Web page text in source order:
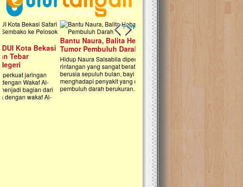
Previous slide
Next slide
Bantu Naura, Balita Hebat Sembuh Dari
Tumor Pembuluh Darah
Hidup Naura Salsabila dipenuhi dengan
rintangan yang sangat berat. Meskipun baru
berusia sepuluh bulan, bayi yang imut ini harus
menghadapi penyakit yang dahsyat, yaitu tumor
pembuluh darah berukuran...
Lima Tahun Mangkrak, Masjid
Pelosok ini Mengenaskan. Ayo
Nasib masjid di Kampung Cilumbu ini
mengenaskan. Lima tahun mangkrak,
tak berbentuk masjid, dipenuhi rumput
berlumut, dan menghitam terpapar
hujan....